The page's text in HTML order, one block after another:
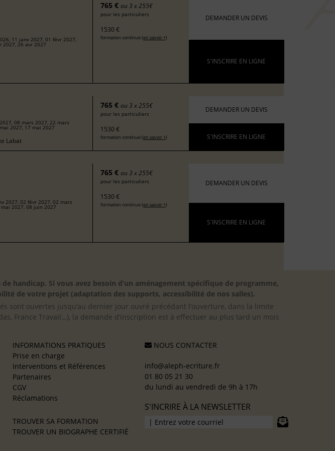
11 janv 2027, 01 févr 2027,
2027, 26 avr 2027
765 € ou 3 x 255€
pour les particuliers
1530 €
formation continue (en savoir +)
DEMANDER UN DEVIS
S'INSCRIRE EN LIGNE
08 mars 2027, 22 mars
2027, 17 mai 2027
Labat
765 € ou 3 x 255€
pour les particuliers
1530 €
formation continue (en savoir +)
DEMANDER UN DEVIS
S'INSCRIRE EN LIGNE
2027, 02 févr 2027, 02 mars
2027, 08 juin 2027
765 € ou 3 x 255€
pour les particuliers
1530 €
formation continue (en savoir +)
DEMANDER UN DEVIS
S'INSCRIRE EN LIGNE
handicap. Si vous avez besoin d’un aménagement spécifique de programme,
de votre projet (adaptation des supports, accessibilité de nos salles).
sont ouvertes jusqu’au dernier jour ouvré précédant l’ouverture, dans la limite
France Travail…), la demande d’inscription est à effectuer au plus tard un mois
INFORMATIONS PRATIQUES
Prise en charge
Interventions et Références
Partenaires
CGV
Réclamations
TROUVER SA FORMATION
TROUVER UN BIOGRAPHE CERTIFIÉ
NOUS CONTACTER
info@aleph-ecriture.fr
01 80 05 21 30
du lundi au vendredi de 9h à 17h
S'INCRIRE À LA NEWSLETTER